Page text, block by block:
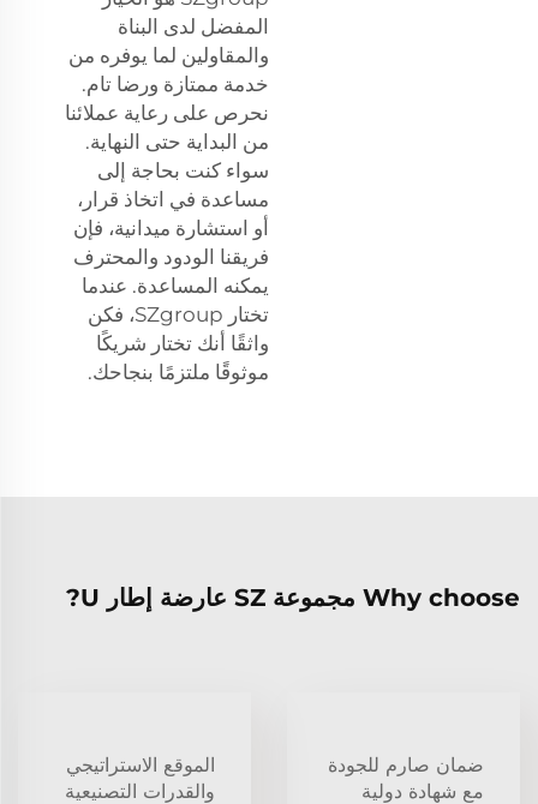
المفضل لدى البناة
والمقاولين لما يوفره من
خدمة ممتازة ورضا تام.
نحرص على رعاية عملائنا
من البداية حتى النهاية.
سواء كنت بحاجة إلى
مساعدة في اتخاذ قرار،
أو استشارة ميدانية، فإن
فريقنا الودود والمحترف
يمكنه المساعدة. عندما
تختار SZgroup، فكن
واثقًا أنك تختار شريكًا
موثوقًا ملتزمًا بنجاحك.
Why choose مجموعة SZ عارضة إطار U?
ضمان صارم للجودة
مع شهادة دولية
الموقع الاستراتيجي
والقدرات التصنيعية